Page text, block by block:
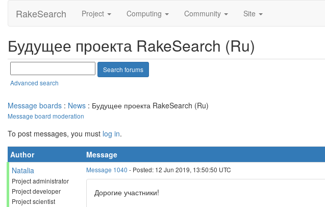
RakeSearch Project Computing Community Site
Будущее проекта RakeSearch (Ru)
Advanced search
Message boards : News : Будущее проекта RakeSearch (Ru)
Message board moderation
To post messages, you must log in.
Author
Message
Natalia
Project administrator
Project developer
Project scientist
Message 1040 - Posted: 12 Jun 2019, 13:50:50 UTC
Дорогие участники!